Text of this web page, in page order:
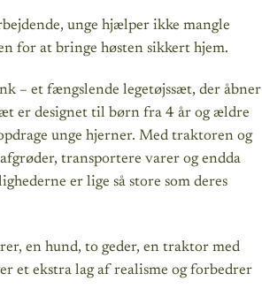
unge hjælper ikke mangle
for at bringe høsten sikkert hjem.
– et fængslende legetøjssæt, der åbner
er designet til børn fra 4 år og ældre
unge hjerner. Med traktoren og
transportere varer og endda
er lige så store som deres
en hund, to geder, en traktor med
et ekstra lag af realisme og forbedrer